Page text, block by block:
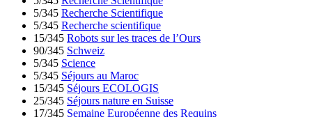
5/345 Recherche Scientifique
5/345 Recherche scientifique
15/345 Robots sur les traces de l’Ours
90/345 Schweiz
5/345 Science
5/345 Séjours au Maroc
15/345 Séjours ECOLOGIS
25/345 Séjours nature en Suisse
17/345 Semaine Européenne des Requins